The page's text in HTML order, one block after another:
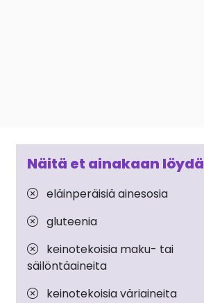
Näitä et ainakaan löydä
eläinperäisiä ainesosia
gluteenia
keinotekoisia maku- tai
säilöntäaineita
keinotekoisia väriaineita